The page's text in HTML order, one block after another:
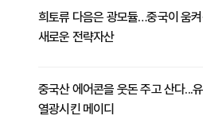
희토류 다음은 광모듈…중국이 움
새로운 전략자산
중국산 에어콘을 웃돈 주고 산다...
열광시킨 메이디